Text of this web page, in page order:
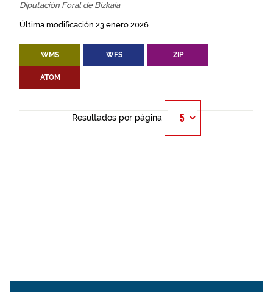
Diputación Foral de Bizkaia
Última modificación 23 enero 2026
WMS WFS ZIP
ATOM
Resultados por página